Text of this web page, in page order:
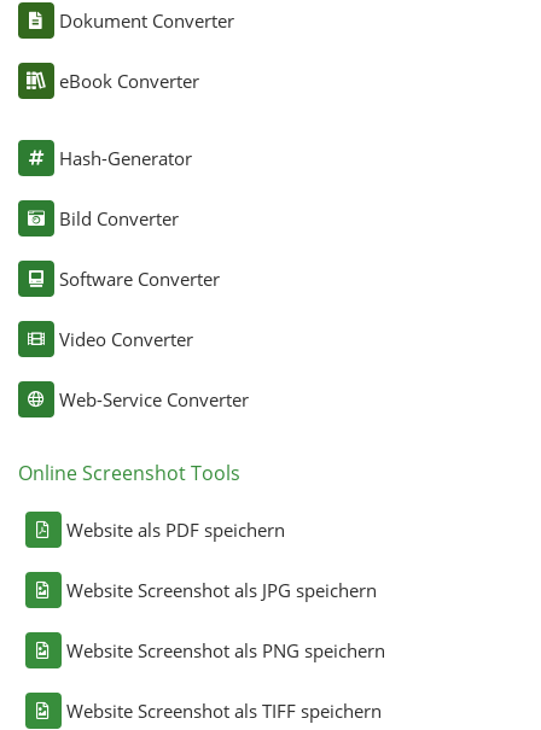
Dokument Converter
eBook Converter
Hash-Generator
Bild Converter
Software Converter
Video Converter
Web-Service Converter
Online Screenshot Tools
Website als PDF speichern
Website Screenshot als JPG speichern
Website Screenshot als PNG speichern
Website Screenshot als TIFF speichern